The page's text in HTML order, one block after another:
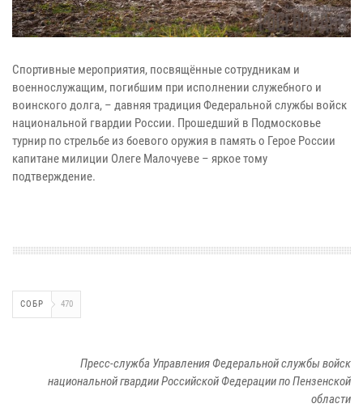
Спортивные мероприятия, посвящённые сотрудникам и
военнослужащим, погибшим при исполнении служебного и
воинского долга, – давняя традиция Федеральной службы войск
национальной гвардии России. Прошедший в Подмосковье
турнир по стрельбе из боевого оружия в память о Герое России
капитане милиции Олеге Малочуеве – яркое тому
подтверждение.
СОБР 470
Пресс-служба Управления Федеральной службы войск
национальной гвардии Российской Федерации по Пензенской
области